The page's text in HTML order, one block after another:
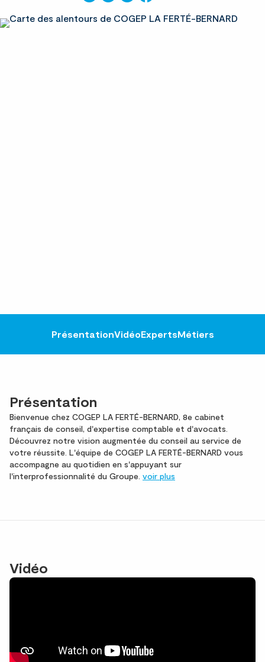
PrésentationVidéoExpertsMétiers
Présentation
Bienvenue chez COGEP LA FERTÉ-BERNARD, 8e cabinet
français de conseil, d'expertise comptable et d'avocats.
Découvrez notre vision augmentée du conseil au service de
votre réussite. L'équipe de COGEP LA FERTÉ-BERNARD vous
accompagne au quotidien en s'appuyant sur
l'interprofessionnalité du Groupe. voir plus
Vidéo